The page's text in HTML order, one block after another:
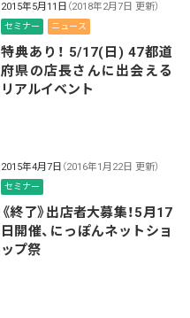
2015年5月11日 （2018年2月7日 更新）
セミナー ニュース
特典あり！ 5/17(日) 47都道
府県の店長さんに出会える
リアルイベント
2015年4月7日 （2016年1月22日 更新）
セミナー
《終了》出店者大募集！5月17
日開催、にっぽんネットショ
ップ祭